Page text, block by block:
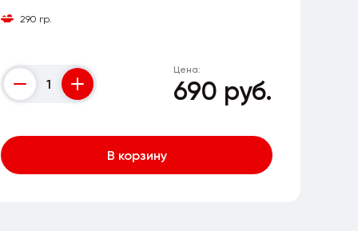
290 гр.
Counter
Цена:
690 руб.
В корзину